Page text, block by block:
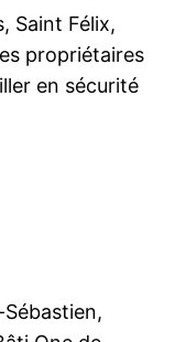
Saint Félix,
propriétaires
en sécurité